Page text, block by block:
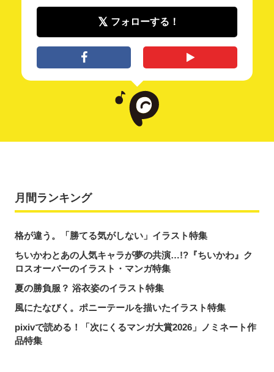
フォローする！
月間ランキング
格が違う。「勝てる気がしない」イラスト特集
ちいかわとあの人気キャラが夢の共演…!?『ちいかわ』ク
ロスオーバーのイラスト・マンガ特集
夏の勝負服？ 浴衣姿のイラスト特集
風にたなびく。ポニーテールを描いたイラスト特集
pixivで読める！「次にくるマンガ大賞2026」ノミネート作
品特集